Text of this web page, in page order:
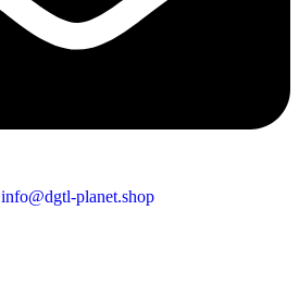
info@dgtl-planet.shop